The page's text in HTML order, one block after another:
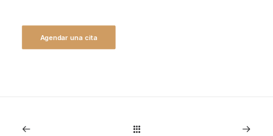
Agendar una cita